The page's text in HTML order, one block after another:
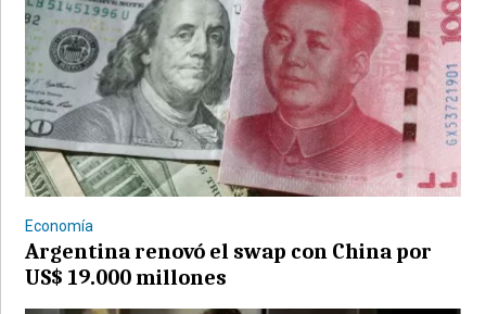
©2007/2026
Economía
Argentina renovó el swap con China por
US$ 19.000 millones